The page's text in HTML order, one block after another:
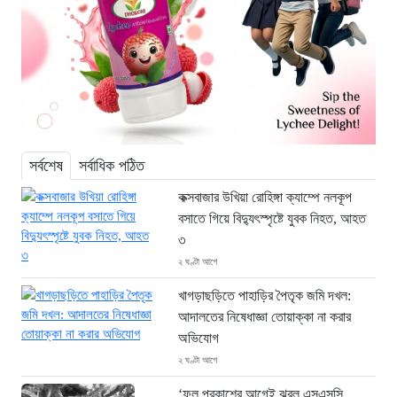
সর্বশেষ সর্বাধিক পঠিত
কক্সবাজার উখিয়া রোহিঙ্গা ক্যাম্পে নলকূপ
বসাতে গিয়ে বিদ্যুৎস্পৃষ্টে যুবক নিহত, আহত
৩
২ ঘণ্টা আগে
খাগড়াছড়িতে পাহাড়ির পৈতৃক জমি দখল:
আদালতের নিষেধাজ্ঞা তোয়াক্কা না করার
অভিযোগ
২ ঘণ্টা আগে